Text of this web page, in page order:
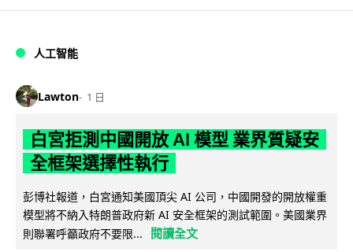
人工智能
Lawton 1 日
白宮拒測中國開放 AI 模型 業界質疑安
全框架選擇性執行
彭博社報道，白宮通知美國頂尖 AI 公司，中國開發的開放權重
模型將不納入特朗普政府新 AI 安全框架的測試範圍。美國業界
則聯署呼籲政府不要限...
閱讀全文